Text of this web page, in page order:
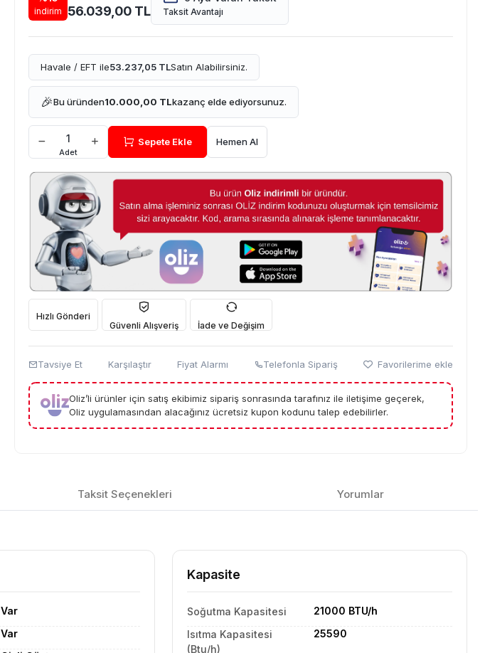
indirim 56.039,00 TL Taksit Avantajı
Havale / EFT ile53.237,05 TLSatın Alabilirsiniz.
🎉Bu üründen10.000,00 TLkazanç elde ediyorsunuz.
Adet
Sepete Ekle Hemen Al
Hızlı Gönderi
Güvenli Alışveriş
İade ve Değişim
Tavsiye Et Karşılaştır Fiyat Alarmı Telefonla Sipariş Favorilerime ekle
Oliz’li ürünler için satış ekibimiz sipariş sonrasında tarafınız ile iletişime geçerek,
Oliz uygulamasından alacağınız ücretsiz kupon kodunu talep edebilirler.
Taksit Seçenekleri Yorumlar
Var
Var
Kapasite
Soğutma Kapasitesi
21000 BTU/h
Isıtma Kapasitesi
(Btu/h)
25590